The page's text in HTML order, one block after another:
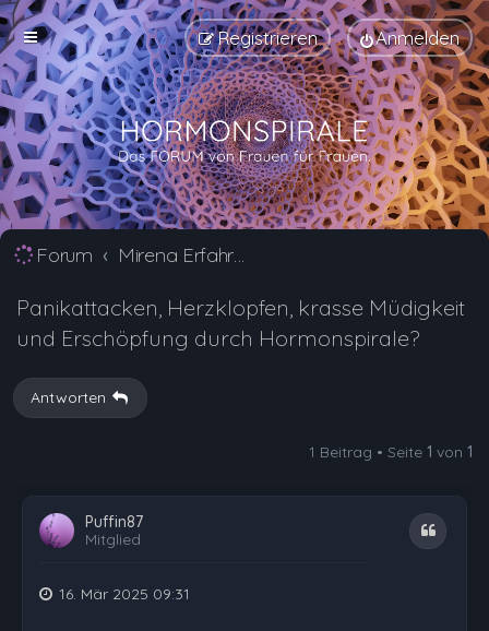
Anmelden
Registrieren
Forum Mirena Erfahrungsberichte und Nebenwirkungen
Panikattacken, Herzklopfen, krasse Müdigkeit
und Erschöpfung durch Hormonspirale?
Antworten
1 Beitrag • Seite 1 von 1
Puffin87
Mitglied
Zitat
16. Mär 2025 09:31